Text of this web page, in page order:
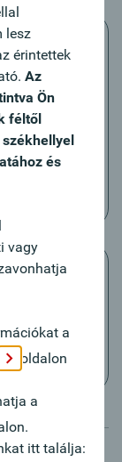
adatok
és
Semmi
lesz
érintettek
Az
Ön
féltől
és
vagy
a
oldalon
a
itt találja: